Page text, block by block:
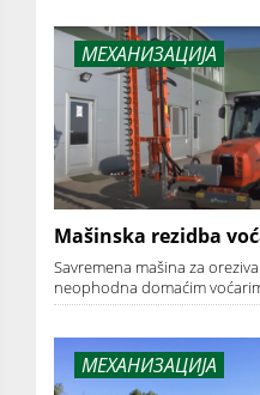
МЕХАНИЗАЦИЈА
Mašinska rezidba
Savremena mašina za
neophodna domaćim
МЕХАНИЗАЦИЈА